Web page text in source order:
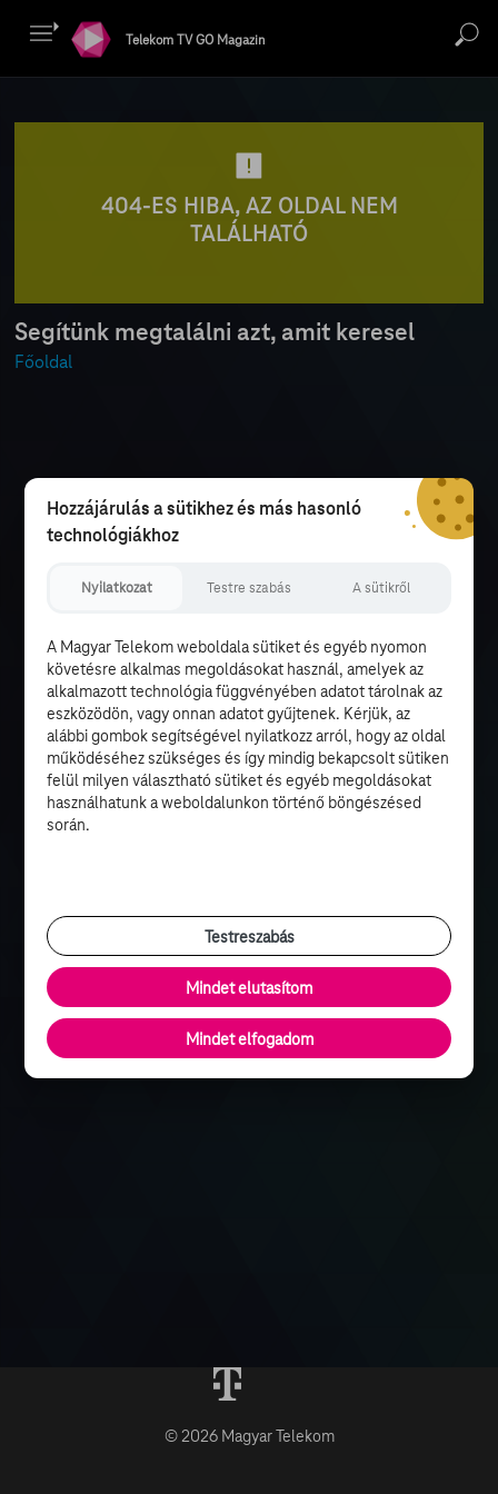
Telekom TV GO Magazin
404-ES HIBA, AZ OLDAL NEM
TALÁLHATÓ
Segítünk megtalálni azt, amit keresel
Főoldal
© 2026 Magyar Telekom
Hozzájárulás a sütikhez és más hasonló
technológiákhoz
Nyilatkozat Testre szabás A sütikről
A Magyar Telekom weboldala sütiket és egyéb nyomon
követésre alkalmas megoldásokat használ, amelyek az
alkalmazott technológia függvényében adatot tárolnak az
eszközödön, vagy onnan adatot gyűjtenek. Kérjük, az
alábbi gombok segítségével nyilatkozz arról, hogy az oldal
működéséhez szükséges és így mindig bekapcsolt sütiken
felül milyen választható sütiket és egyéb megoldásokat
használhatunk a weboldalunkon történő böngészésed
során.
Testreszabás
Mindet elutasítom
Mindet elfogadom